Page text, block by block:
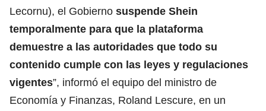
Lecornu), el Gobierno suspende Shein
temporalmente para que la plataforma
demuestre a las autoridades que todo su
contenido cumple con las leyes y regulaciones
vigentes”, informó el equipo del ministro de
Economía y Finanzas, Roland Lescure, en un